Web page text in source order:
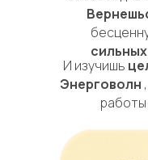
сильных
И изучишь
Энерговолн